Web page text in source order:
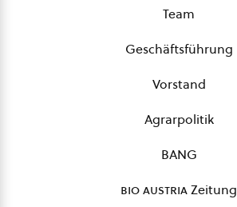
Team
Geschäftsführung
Vorstand
Agrarpolitik
BANG
bio austriaZeitung